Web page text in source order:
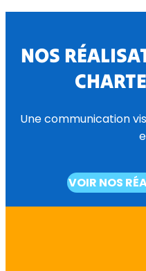
NOS
Une communication
VOIR NOS